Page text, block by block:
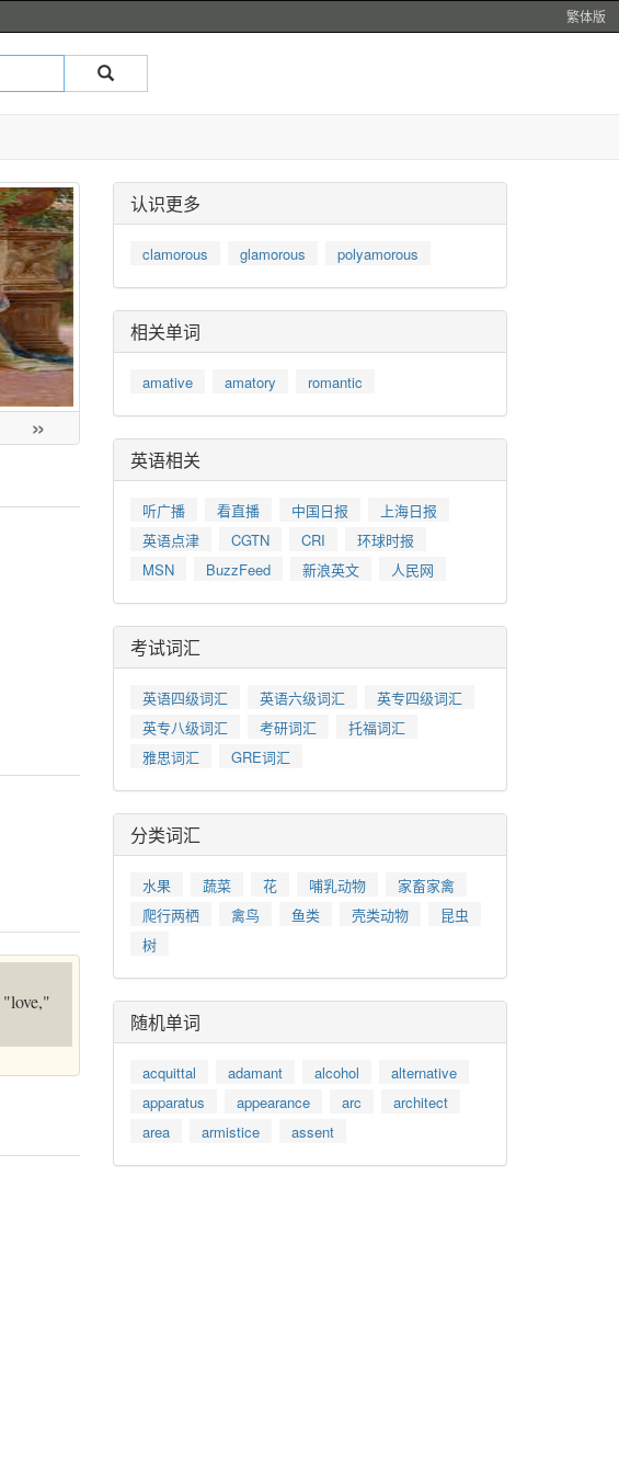
繁体版
»
"love,"
认识更多
clamorous glamorous polyamorous
相关单词
amative amatory romantic
英语相关
听广播 看直播 中国日报
上海日报
英语点津
CGTN CRI
环球时报
MSN
BuzzFeed 新浪英文 人民网
考试词汇
英语四级词汇 英语六级词汇
英专四级词汇
英专八级词汇
考研词汇
托福词汇
雅思词汇
GRE词汇
分类词汇
水果 蔬菜 花 哺乳动物
家畜家禽
爬行两栖
禽鸟 鱼类 壳类动物
昆虫
树
随机单词
acquittal adamant alcohol
alternative
apparatus
appearance arc
architect
area
armistice assent